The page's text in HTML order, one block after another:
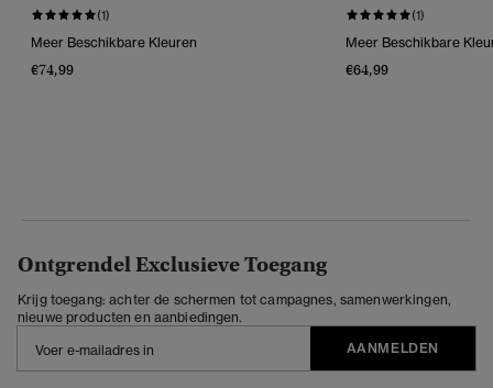
(1)
Meer Beschikbare Kleuren
€74,99
(1)
Meer Beschikbare
€64,99
Ontgrendel Exclusieve Toegang
Krijg toegang: achter de schermen tot campagnes, samenwerkingen,
nieuwe producten en aanbiedingen.
AANMELDEN